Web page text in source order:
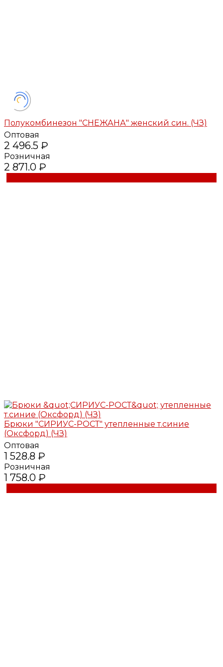
Полукомбинезон "СНЕЖАНА" женский син. (ЧЗ)
Оптовая
2 496.5 ₽
Розничная
2 871.0 ₽
Брюки "СИРИУС-РОСТ" утепленные т.синие
(Оксфорд) (ЧЗ)
Оптовая
1 528.8 ₽
Розничная
1 758.0 ₽